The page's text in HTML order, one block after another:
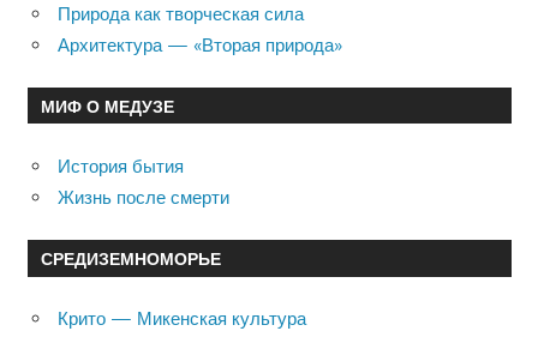
Природа как творческая сила
Архитектура — «Вторая природа»
МИФ О МЕДУЗЕ
История бытия
Жизнь после смерти
СРЕДИЗЕМНОМОРЬЕ
Крито — Микенская культура